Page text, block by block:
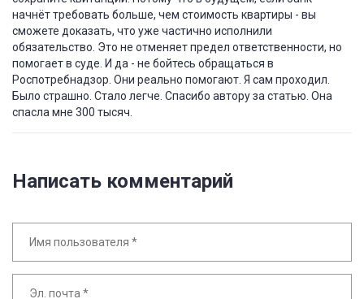
начнёт требовать больше, чем стоимость квартиры - вы
сможете доказать, что уже частично исполнили
обязательство. Это не отменяет предел ответственности, но
помогает в суде. И да - не бойтесь обращаться в
Роспотребнадзор. Они реально помогают. Я сам проходил.
Было страшно. Стало легче. Спасибо автору за статью. Она
спасла мне 300 тысяч.
Написать комментарий